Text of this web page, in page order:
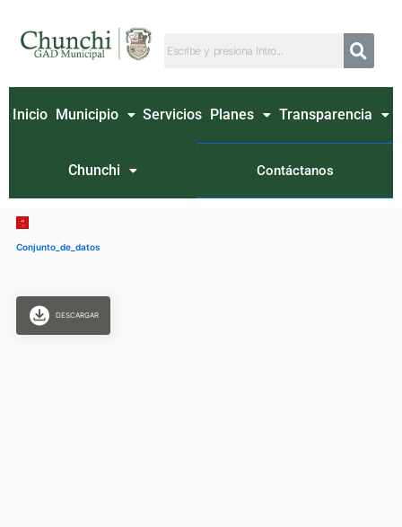
contenido
Inicio Municipio Servicios Planes Transparencia
Chunchi Contáctanos
Conjunto_de_datos
DESCARGAR